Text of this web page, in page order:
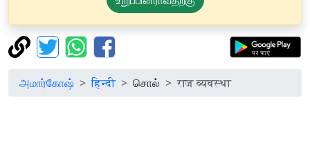
அமார்கோஷ் हिन्दी சொல் राज व्यवस्था